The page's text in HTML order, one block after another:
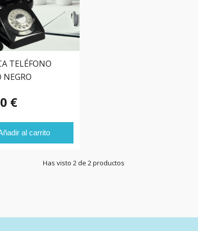
TELÉFONO
NEGRO
€
al carrito
Has visto 2 de 2 productos